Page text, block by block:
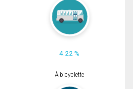
4.22 %
À bicyclette